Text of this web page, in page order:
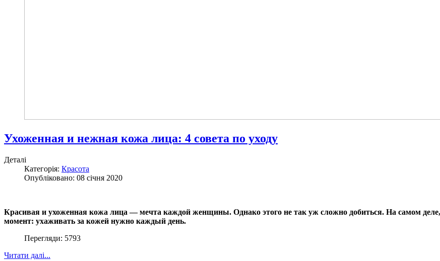
Ухоженная и нежная кожа лица: 4 совета по уходу
Деталі
Категорія: Красота
Опубліковано: 08 січня 2020
Красивая и ухоженная кожа лица — мечта каждой женщины. Однако этого не так уж сложно добиться. На самом
момент: ухаживать за кожей нужно каждый день.
Перегляди: 5793
Читати далі...